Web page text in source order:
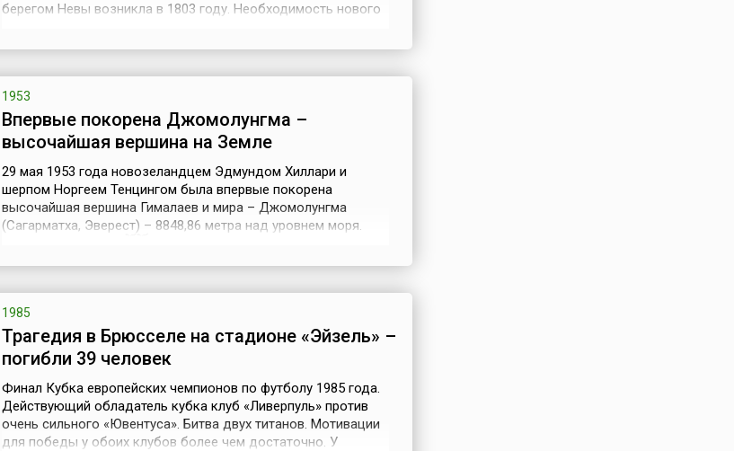
берегом Невы возникла в 1803 году. Необходимость нового
был объявлен международн...
1953
Впервые покорена Джомолунгма –
высочайшая вершина на Земле
29 мая 1953 года новозеландцем Эдмундом Хиллари и
шерпом Норгеем Тенцингом была впервые покорена
высочайшая вершина Гималаев и мира – Джомолунгма
(Сагарматха, Эверест) – 8848,86 метра над уровнем моря.
гигантский горный массив и в...
1985
Трагедия в Брюсселе на стадионе «Эйзель» –
погибли 39 человек
Финал Кубка европейских чемпионов по футболу 1985 года.
Действующий обладатель кубка клуб «Ливерпуль» против
очень сильного «Ювентуса». Битва двух титанов. Мотивации
для победы у обоих клубов более чем достаточно. У